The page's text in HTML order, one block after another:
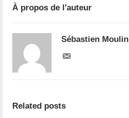
À propos de l'auteur
Sébastien Moulin
Related posts